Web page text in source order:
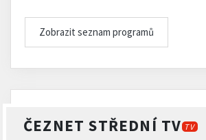
Zobrazit seznam programů
ČEZNET STŘEDNÍ TV TV